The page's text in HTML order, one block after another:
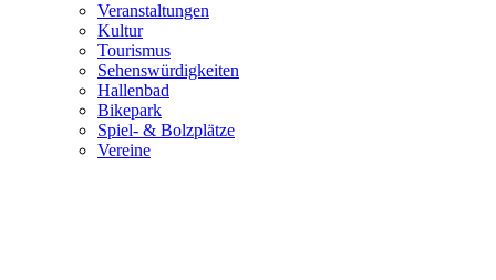
Veranstaltungen
Kultur
Tourismus
Sehenswürdigkeiten
Hallenbad
Bikepark
Spiel- & Bolzplätze
Vereine